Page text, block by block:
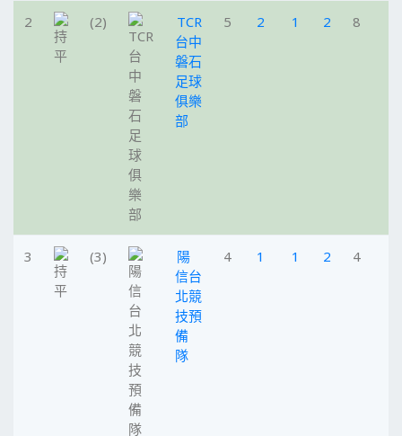
2 (2)
TCR
台中
磐石
足球
俱樂
部
5 2 1 2 8
3 (3)
陽
信台
北競
技預
備
隊
4 1 1 2 4